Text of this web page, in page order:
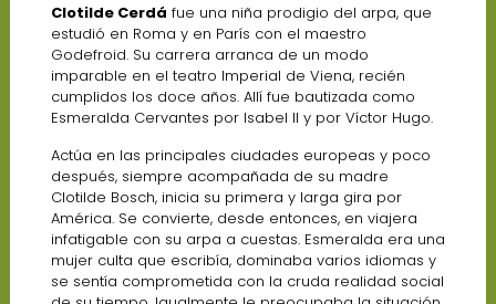
Clotilde Cerdá fue una niña prodigio del arpa, que
estudió en Roma y en París con el maestro
Godefroid. Su carrera arranca de un modo
imparable en el teatro Imperial de Viena, recién
cumplidos los doce años. Allí fue bautizada como
Esmeralda Cervantes por Isabel II y por Víctor Hugo.
Actúa en las principales ciudades europeas y poco
después, siempre acompañada de su madre
Clotilde Bosch, inicia su primera y larga gira por
América. Se convierte, desde entonces, en viajera
infatigable con su arpa a cuestas. Esmeralda era una
mujer culta que escribía, dominaba varios idiomas y
se sentía comprometida con la cruda realidad social